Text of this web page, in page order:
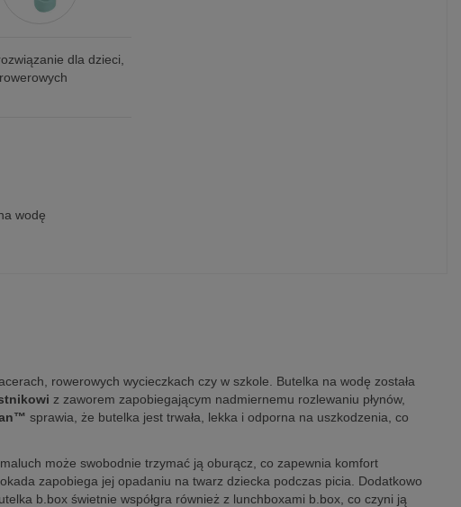
dla dzieci,
wodę
rowerowych wycieczkach czy w szkole. Butelka na wodę została
z zaworem zapobiegającym nadmiernemu rozlewaniu płynów,
sprawia, że butelka jest trwała, lekka i odporna na uszkodzenia, co
może swobodnie trzymać ją oburącz, co zapewnia komfort
zapobiega jej opadaniu na twarz dziecka podczas picia. Dodatkowo
b.box świetnie współgra również z lunchboxami b.box, co czyni ją